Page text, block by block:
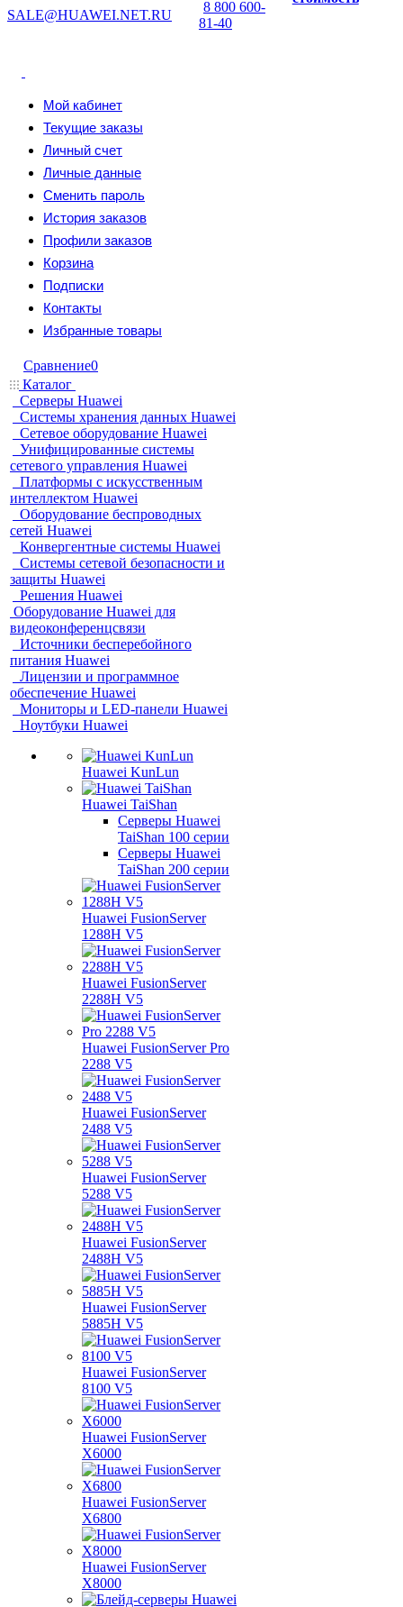
SALE@HUAWEI.NET.RU
8 800 600-
81-40
Мой кабинет
Текущие заказы
Личный счет
Личные данные
Сменить пароль
История заказов
Профили заказов
Корзина
Подписки
Контакты
Избранные товары
Сравнение0
Каталог
Серверы Huawei
Системы хранения данных Huawei
Сетевое оборудование Huawei
Унифицированные системы
сетевого управления Huawei
Платформы с искусственным
интеллектом Huawei
Оборудование беспроводных
сетей Huawei
Конвергентные системы Huawei
Системы сетевой безопасности и
защиты Huawei
Решения Huawei
Оборудование Huawei для
видеоконференцсвязи
Источники бесперебойного
питания Huawei
Лицензии и программное
обеспечение Huawei
Мониторы и LED-панели Huawei
Ноутбуки Huawei
Huawei KunLun
Huawei TaiShan
Серверы Huawei
TaiShan 100 серии
Серверы Huawei
TaiShan 200 серии
Huawei FusionServer
1288H V5
Huawei FusionServer
2288H V5
Huawei FusionServer Pro
2288 V5
Huawei FusionServer
2488 V5
Huawei FusionServer
5288 V5
Huawei FusionServer
2488H V5
Huawei FusionServer
5885H V5
Huawei FusionServer
8100 V5
Huawei FusionServer
X6000
Huawei FusionServer
X6800
Huawei FusionServer
X8000